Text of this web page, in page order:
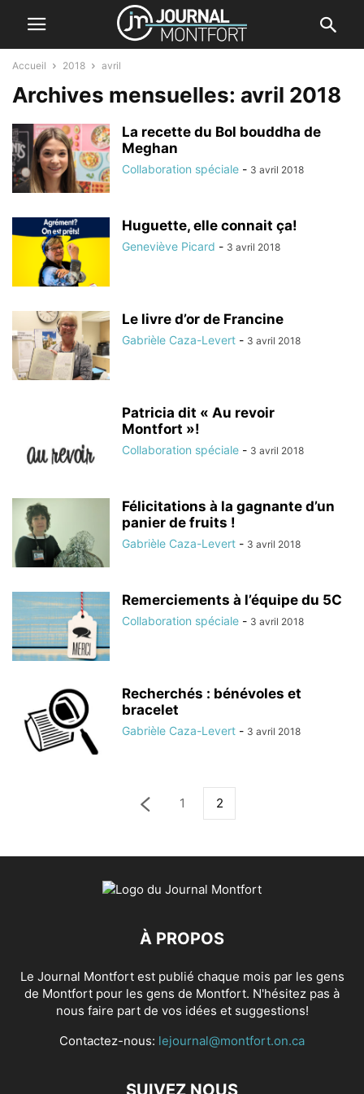
Accueil 2018 avril
Archives mensuelles: avril 2018
La recette du Bol bouddha de
Meghan
Collaboration spéciale - 3 avril 2018
Huguette, elle connait ça!
Geneviève Picard - 3 avril 2018
Le livre d’or de Francine
Gabrièle Caza-Levert - 3 avril 2018
Patricia dit « Au revoir
Montfort »!
Collaboration spéciale - 3 avril 2018
Félicitations à la gagnante d’un
panier de fruits !
Gabrièle Caza-Levert - 3 avril 2018
Remerciements à l’équipe du 5C
Collaboration spéciale - 3 avril 2018
Recherchés : bénévoles et
bracelet
Gabrièle Caza-Levert - 3 avril 2018
1 2
À PROPOS
Le Journal Montfort est publié chaque mois par les gens
de Montfort pour les gens de Montfort. N'hésitez pas à
nous faire part de vos idées et suggestions!
Contactez-nous: lejournal@montfort.on.ca
SUIVEZ NOUS